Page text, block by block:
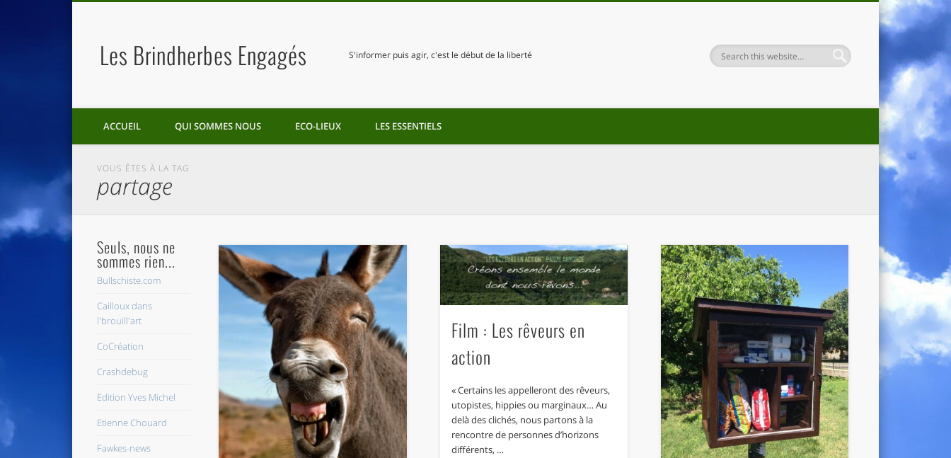
Les Brindherbes Engagés S'informer puis agir, c'est le début de la liberté
ACCUEIL QUI SOMMES NOUS ECO-LIEUX LES ESSENTIELS
VOUS ÊTES À LA TAG
partage
Film : Les rêveurs en
action
« Certains les appelleront des rêveurs,
utopistes, hippies ou marginaux… Au
delà des clichés, nous partons à la
rencontre de personnes d’horizons
différents, …
Seuls, nous ne
sommes rien...
Bullschiste.com
Cailloux dans
l'brouill'art
CoCréation
Crashdebug
Edition Yves Michel
Etienne Chouard
Fawkes-news